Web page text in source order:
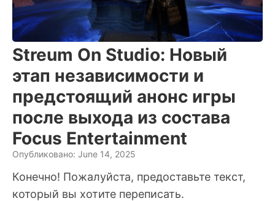
Streum On Studio: Новый
этап независимости и
предстоящий анонс игры
после выхода из состава
Focus Entertainment
Опубликовано: June 14, 2025
Конечно! Пожалуйста, предоставьте текст,
который вы хотите переписать.